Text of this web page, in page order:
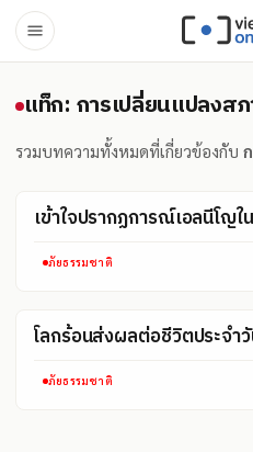
แท็ก: การเปลี่
แท็ก: การเปลี่ยนแปลงส
รวมบทความทั้งหมดที่เกี่ยวข้องกับ
เข้าใจปรากฏการณ์เอลนีโญใ
ภัยธรรมชาติ
โลกร้อนส่งผลต่อชีวิตประจำ
ภัยธรรมชาติ